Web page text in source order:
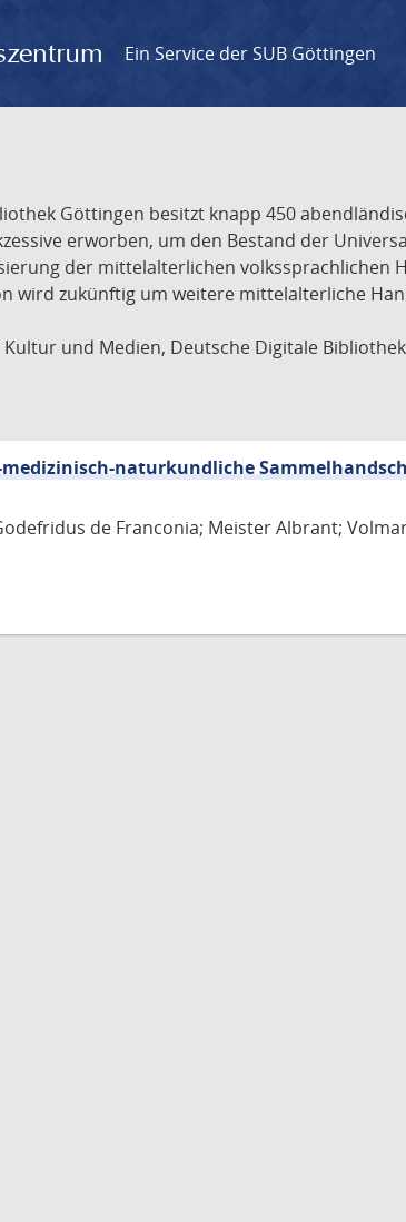
Ein Service der SUB Göttingen
Göttingen besitzt knapp 450
erworben, um den Bestand der
der mittelalterlichen volkssprachlichen
wird zukünftig um weitere mittelalterliche
und Medien, Deutsche Digitale
medizinisch-naturkundliche
de Franconia; Meister Albrant;